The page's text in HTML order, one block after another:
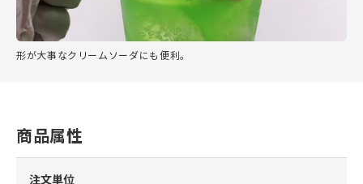
形が大事なクリームソーダにも便利。
商品属性
注文単位